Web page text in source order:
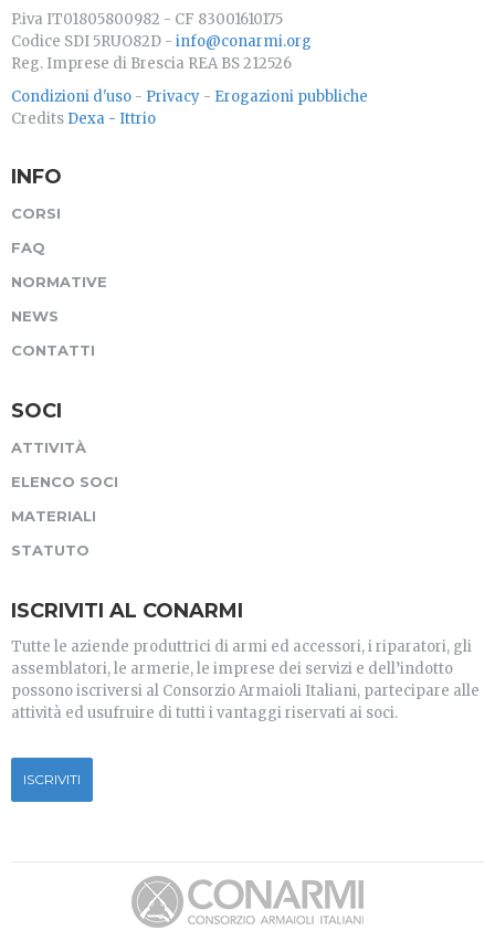
P.iva IT01805800982 - CF 83001610175
Codice SDI 5RUO82D - info@conarmi.org
Reg. Imprese di Brescia REA BS 212526
Condizioni d'uso - Privacy - Erogazioni pubbliche
Credits Dexa - Ittrio
INFO
CORSI
FAQ
NORMATIVE
NEWS
CONTATTI
SOCI
ATTIVITÀ
ELENCO SOCI
MATERIALI
STATUTO
ISCRIVITI AL CONARMI
Tutte le aziende produttrici di armi ed accessori, i riparatori, gli
assemblatori, le armerie, le imprese dei servizi e dell’indotto
possono iscriversi al Consorzio Armaioli Italiani, partecipare alle
attività ed usufruire di tutti i vantaggi riservati ai soci.
ISCRIVITI